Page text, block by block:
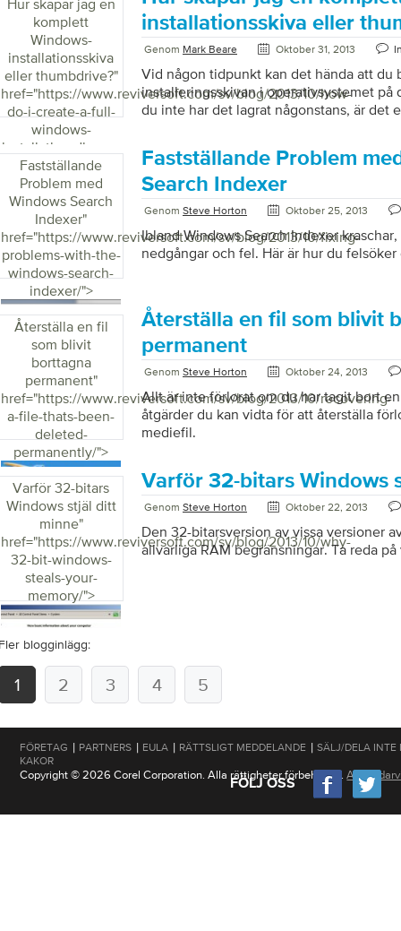
återställa sin dator regelbundet för att
Vanligtvis […]
Hur skapar jag en
komplett
Windows-
installationsskiva
eller thumbdrive?"
href="https://www.reviversoft.com/sv/blog/2013/10/how-
do-i-create-a-full-
windows-
installation-disc-or-
thumbdrive/">
installationsskiva eller
Genom Mark Beare Oktober 31, 2013
Vid någon tidpunkt kan det hända att du
installeringsskivan i operativsystemet på
du inte har det lagrat någonstans, är det
säljer operativsystem, eftersom de
dig. Men det betyder inte att du inte kan
ganska enkelt, allt du behöver är att
är en komplett bild eller ett paket av din
Fastställande
Problem med
Windows Search
Indexer"
href="https://www.reviversoft.com/sv/blog/2013/10/fixing-
problems-with-the-
windows-search-
indexer/">
Fastställande Problem
Search Indexer
Genom Steve Horton Oktober 25, 2013
Ibland Windows Search Indexer
nedgångar och fel. Här är hur du felsöker
Återställa en fil
som blivit
borttagna
permanent"
href="https://www.reviversoft.com/sv/blog/2013/10/recovering-
a-file-thats-been-
deleted-
permanently/">
Återställa en fil som blivit
permanent
Genom Steve Horton Oktober 24, 2013
Allt är inte förlorat om du har tagit bort
åtgärder du kan vidta för att återställa
mediefil.
Varför 32-bitars
Windows stjäl ditt
minne"
href="https://www.reviversoft.com/sv/blog/2013/10/why-
32-bit-windows-
steals-your-
memory/">
Varför 32-bitars Windows
Genom Steve Horton Oktober 22, 2013
Den 32-bitarsversion av vissa versioner
allvarliga RAM begränsningar. Ta reda
blogginlägg:
1 2 3 4 5
FÖRETAG | PARTNERS | EULA | RÄTTSLIGT MEDDELANDE | SÄLJ/DELA
KAKOR
Copyright © 2026 Corel Corporation. Alla rättigheter förbehållna.
FÖLJ OSS